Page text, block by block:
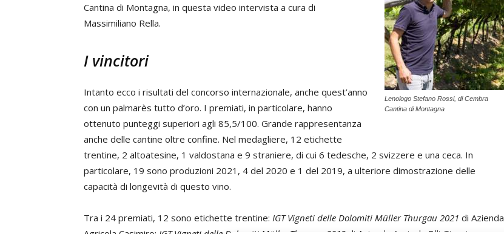
Lenologo Stefano Rossi, di Cembra
Cantina di Montagna
Cantina di Montagna, in questa video intervista a cura di
Massimiliano Rella.
I vincitori
Intanto ecco i risultati del concorso internazionale, anche quest’anno
con un palmarès tutto d’oro. I premiati, in particolare, hanno
ottenuto punteggi superiori agli 85,5/100. Grande rappresentanza
anche delle cantine oltre confine. Nel medagliere, 12 etichette
trentine, 2 altoatesine, 1 valdostana e 9 straniere, di cui 6 tedesche, 2 svizzere e una ceca. In
particolare, 19 sono produzioni 2021, 4 del 2020 e 1 del 2019, a ulteriore dimostrazione delle
capacità di longevità di questo vino.
Tra i 24 premiati, 12 sono etichette trentine: IGT Vigneti delle Dolomiti Müller Thurgau 2021 di Azienda